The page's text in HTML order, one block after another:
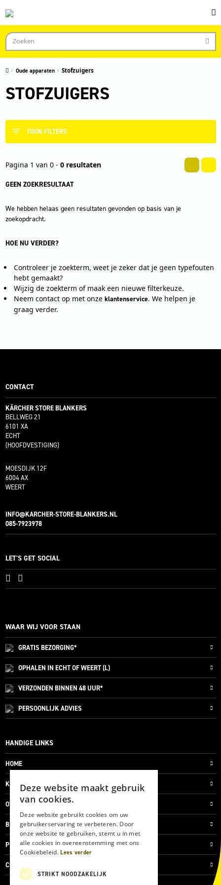
Oude apparaten Stofzuigers
STOFZUIGERS
TOON FILTERS
Pagina 1 van 0 - 0 resultaten
GEEN ZOEKRESULTAAT
We hebben helaas geen resultaten gevonden op basis van je
zoekopdracht.
HOE NU VERDER?
Controleer je zoekterm, weet je zeker dat je geen typefouten
hebt gemaakt?
Wijzig de zoekterm of maak een nieuwe filterkeuze.
Neem contact op met onze klantenservice. We helpen je
graag verder.
CONTACT
KÄRCHER STORE BLANKERS
BELLWEG 21
6101 XA
ECHT
(HOOFDVESTIGING)
MOESDIJK 12F
6004 AX
WEERT
INFO@KARCHER-STORE-BLANKERS.NL
085-7923978
LET'S GET SOCIAL
WAAR WIJ VOOR STAAN
GRATISBEZORGING*
OPHALEN IN ECHT OF WEERT (L)
VERZONDEN BINNEN 48 UUR*
PERSOONLIJKADVIES
HANDIGE LINKS
HOME
KLANTENSERVICE
OVER ONS
BLOG
PRIVACYVERKLARING
COOKIES
Deze website maakt gebruik
van cookies.
Deze website gebruikt cookies om uw
gebruikerservaring te verbeteren. Door
onze website te gebruiken, stemt u in met
alle cookies in overeenstemming met ons
Cookiebeleid.Lees verder
STRIKT NOODZAKELIJK